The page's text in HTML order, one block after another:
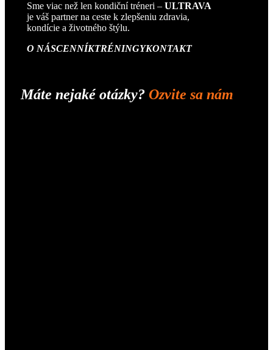
Sme viac než len kondiční tréneri – ULTRAVA
je váš partner na ceste k zlepšeniu zdravia,
kondície a životného štýlu.
O NÁSCENNÍKTRÉNINGYKONTAKT
Máte nejaké otázky? Ozvite sa nám